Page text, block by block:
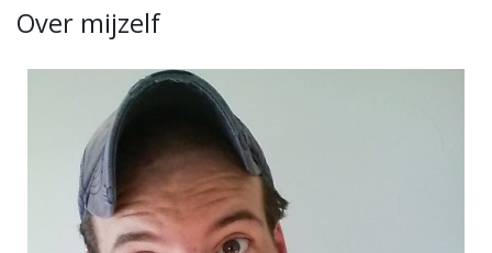
Over mijzelf